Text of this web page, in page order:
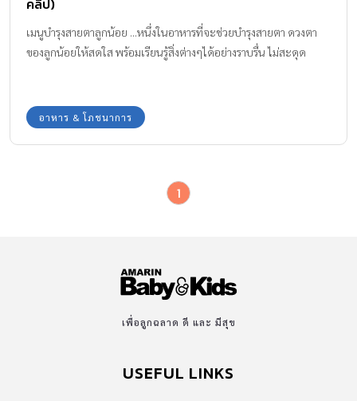
เมนูบำรุงสายตาลูกน้อย ...หนึ่งในอาหารที่จะช่วยบำรุงสายตา ดวงตา
ของลูกน้อยให้สดใส พร้อมเรียนรู้สิ่งต่างๆได้อย่างราบรื่น ไม่สะดุด
อาหาร & โภชนาการ
1
เพื่อลูกฉลาด ดี และ มีสุข
USEFUL LINKS